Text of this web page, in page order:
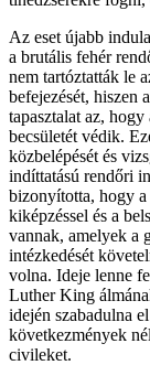
Az eset újabb
a brutális fehér
nem tartóztatták le
befejezését, hiszen
tapasztalat az,
becsületét védik.
közbelépését és
indíttatású rendőri
bizonyította, hogy a
kiképzéssel és a
vannak, amelyek a
intézkedését
volna. Ideje lenne
Luther King
idején szabadulna
következmények
civileket.